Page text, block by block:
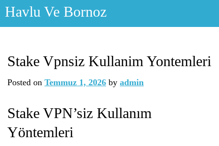
Skip
Havlu Ve Bornoz
Stake Vpnsiz Kullanim Yontemleri
Posted on Temmuz 1, 2026 by admin
Stake VPN’siz Kullanım
Yöntemleri